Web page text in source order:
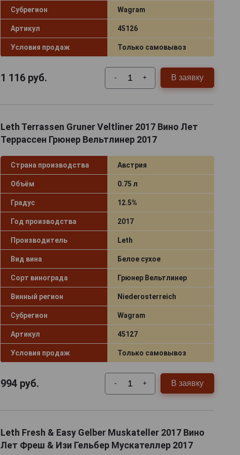
Субрегион Wagram
Артикул 45126
Условия продаж Только самовывоз
1 116руб. - + В заявку
Leth Terrassen Gruner Veltliner 2017 Вино Лет
Террассен Грюнер Вельтлинер 2017
Страна производства Австрия
Объём 0.75 л
Градус 12.5%
Год производства 2017
Производитель Leth
Вид вина Белое сухое
Сорт винограда Грюнер Вельтлинер
Винный регион Niederosterreich
Субрегион Wagram
Артикул 45127
Условия продаж Только самовывоз
994руб. - + В заявку
Leth Fresh & Easy Gelber Muskateller 2017 Вино
Лет Фреш & Изи Гельбер Мускателлер 2017